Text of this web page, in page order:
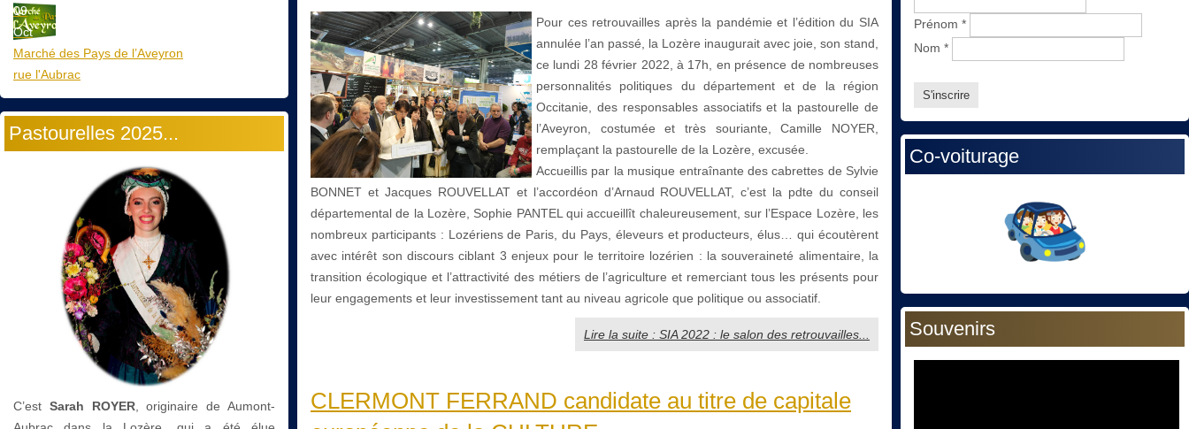
09
Oct
Marché des Pays de l’Aveyron
rue l'Aubrac
Pastourelles 2025...
C’est Sarah ROYER, originaire de Aumont-
Pour ces retrouvailles après la pandémie et l’édition du SIA
annulée l’an passé, la Lozère inaugurait avec joie, son stand,
ce lundi 28 février 2022, à 17h, en présence de nombreuses
personnalités politiques du département et de la région
Occitanie, des responsables associatifs et la pastourelle de
l’Aveyron, costumée et très souriante, Camille NOYER,
remplaçant la pastourelle de la Lozère, excusée.
Accueillis par la musique entraînante des cabrettes de Sylvie
BONNET et Jacques ROUVELLAT et l’accordéon d’Arnaud ROUVELLAT, c’est la pdte du conseil
départemental de la Lozère, Sophie PANTEL qui accueillît chaleureusement, sur l’Espace Lozère, les
nombreux participants : Lozériens de Paris, du Pays, éleveurs et producteurs, élus… qui écoutèrent
avec intérêt son discours ciblant 3 enjeux pour le territoire lozérien : la souveraineté alimentaire, la
transition écologique et l’attractivité des métiers de l’agriculture et remerciant tous les présents pour
leur engagements et leur investissement tant au niveau agricole que politique ou associatif.
Lire la suite : SIA 2022 : le salon des retrouvailles...
CLERMONT FERRAND candidate au titre de capitale
Prénom *
Nom *
Co-voiturage
Souvenirs